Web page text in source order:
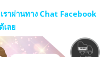
ราผ่านทาง Chat Facebook
เลย